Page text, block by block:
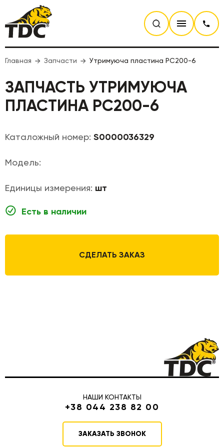
Главная Запчасти Утримуюча пластина PC200-6
ЗАПЧАСТЬ УТРИМУЮЧА
ПЛАСТИНА PC200-6
Каталожный номер: S0000036329
Модель:
Единицы измерения: шт
Есть в наличии
СДЕЛАТЬ ЗАКАЗ
НАШИ КОНТАКТЫ
+38 044 238 82 00
ЗАКАЗАТЬ ЗВОНОК